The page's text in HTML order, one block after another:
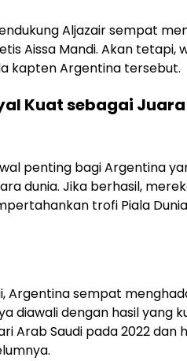
Aljazair sempat
Aissa Mandi. Akan tetapi,
kapten Argentina tersebut.
Kuat sebagai
penting bagi Argentina
dunia. Jika berhasil,
trofi Piala
Argentina sempat
diawali dengan hasil yang
Arab Saudi pada 2022 dan